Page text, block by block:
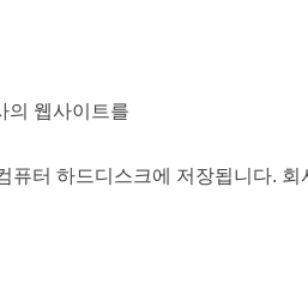
의 웹사이트를
터 하드디스크에 저장됩니다. 회